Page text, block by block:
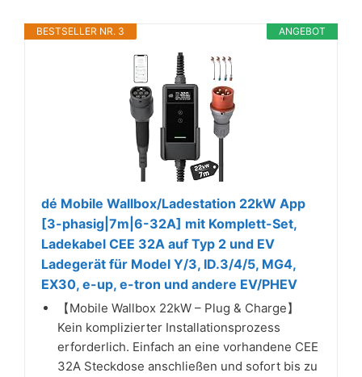
ANGEBOT
BESTSELLER NR. 3
dé Mobile Wallbox/Ladestation 22kW App
[3-phasig|7m|6-32A] mit Komplett-Set,
Ladekabel CEE 32A auf Typ 2 und EV
Ladegerät für Model Y/3, ID.3/4/5, MG4,
EX30, e-up, e-tron und andere EV/PHEV
【Mobile Wallbox 22kW – Plug & Charge】
Kein komplizierter Installationsprozess
erforderlich. Einfach an eine vorhandene CEE
32A Steckdose anschließen und sofort bis zu